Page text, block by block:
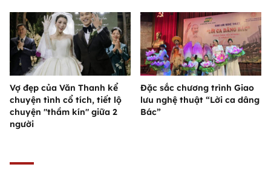
Vợ đẹp của Văn Thanh kể
chuyện tình cổ tích, tiết lộ
chuyện "thầm kín" giữa 2
người
Đặc sắc chương trình Giao
lưu nghệ thuật “Lời ca dâng
Bác”